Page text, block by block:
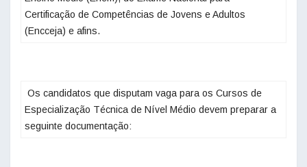
Certificação de Competências de Jovens e Adultos
(Encceja) e afins. ‌
‌ Os candidatos que disputam vaga para os Cursos de
Especialização Técnica de Nível Médio devem preparar a
seguinte documentação: ‌